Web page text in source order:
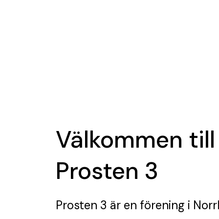
Välkommen till
Prosten 3
Prosten 3 är en förening i